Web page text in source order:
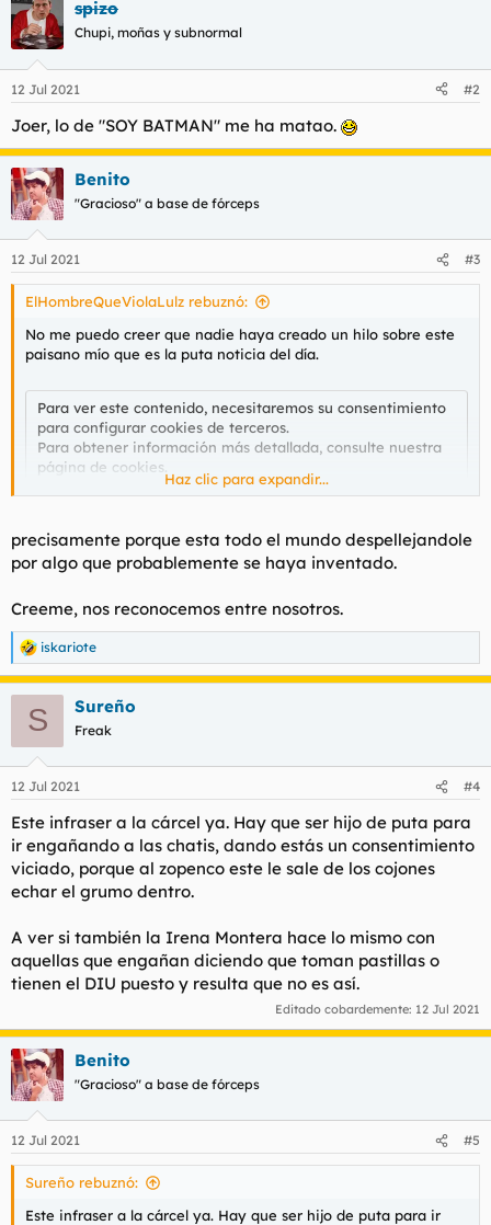
c
c
i
e
:
spizo
Chupi, moñas y subnormal
12 Jul 2021 #2
Joer, lo de "SOY BATMAN" me ha matao.
Benito
"Gracioso" a base de fórceps
12 Jul 2021 #3
ElHombreQueViolaLulz rebuznó:
No me puedo creer que nadie haya creado un hilo sobre este
paisano mío que es la puta noticia del día.
Para ver este contenido, necesitaremos su consentimiento
para configurar cookies de terceros.
Para obtener información más detallada, consulte nuestra
página de cookies
Aceptar cookies de terceros
de ser un gran filósofo y pensador.
Le dejaba mi culo
Haz clic para expandir...
precisamente porque esta todo el mundo despellejandole
por algo que probablemente se haya inventado.
Creeme, nos reconocemos entre nosotros.
R
e
a
e
:
iskariote
S Sureño
Freak
12 Jul 2021 #4
Este infraser a la cárcel ya. Hay que ser hijo de puta para
ir engañando a las chatis, dando estás un consentimiento
viciado, porque al zopenco este le sale de los cojones
echar el grumo dentro.
A ver si también la Irena Montera hace lo mismo con
aquellas que engañan diciendo que toman pastillas o
tienen el DIU puesto y resulta que no es así.
Editado cobardemente: 12 Jul 2021
Benito
"Gracioso" a base de fórceps
12 Jul 2021 #5
Sureño rebuznó:
Este infraser a la cárcel ya. Hay que ser hijo de puta para ir